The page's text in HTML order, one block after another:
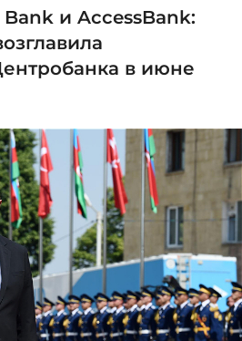
и AccessBank:
в июне